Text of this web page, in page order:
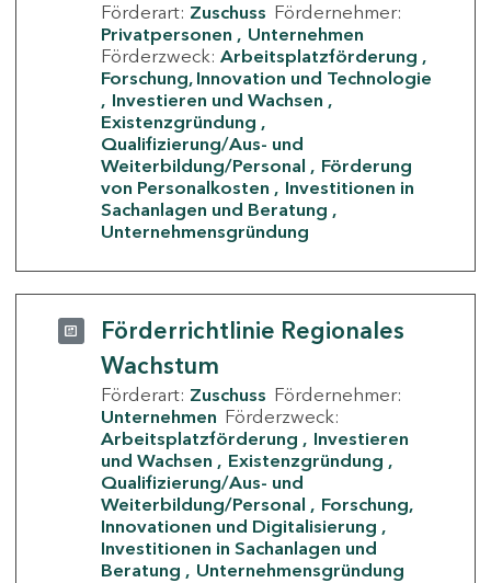
Förderart: Zuschuss Fördernehmer:
Privatpersonen
Unternehmen
Förderzweck: Arbeitsplatzförderung
Forschung, Innovation und Technologie
Investieren und Wachsen
Existenzgründung
Qualifizierung/Aus- und
Weiterbildung/Personal
Förderung
von Personalkosten
Investitionen in
Sachanlagen und Beratung
Unternehmensgründung
Förderrichtlinie Regionales
Wachstum
Förderart: Zuschuss Fördernehmer:
Unternehmen Förderzweck:
Arbeitsplatzförderung
Investieren
und Wachsen
Existenzgründung
Qualifizierung/Aus- und
Weiterbildung/Personal
Forschung,
Innovationen und Digitalisierung
Investitionen in Sachanlagen und
Beratung
Unternehmensgründung